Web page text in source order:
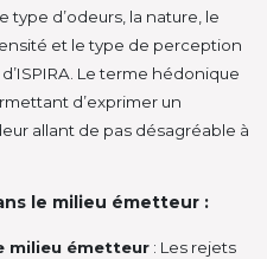
d’odeurs, la nature, le
et le type de perception
Le terme hédonique
d’exprimer un
allant de pas désagréable à
le milieu émetteur :
milieu émetteur : Les rejets